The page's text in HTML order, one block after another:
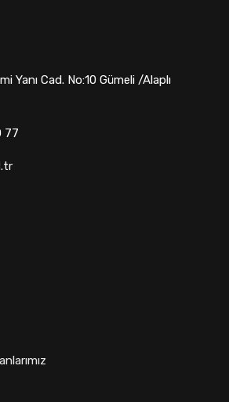
Yanı Cad. No:10 Gümeli /Alaplı
77